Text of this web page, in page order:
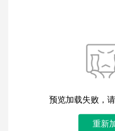
预览加载失败，
重新